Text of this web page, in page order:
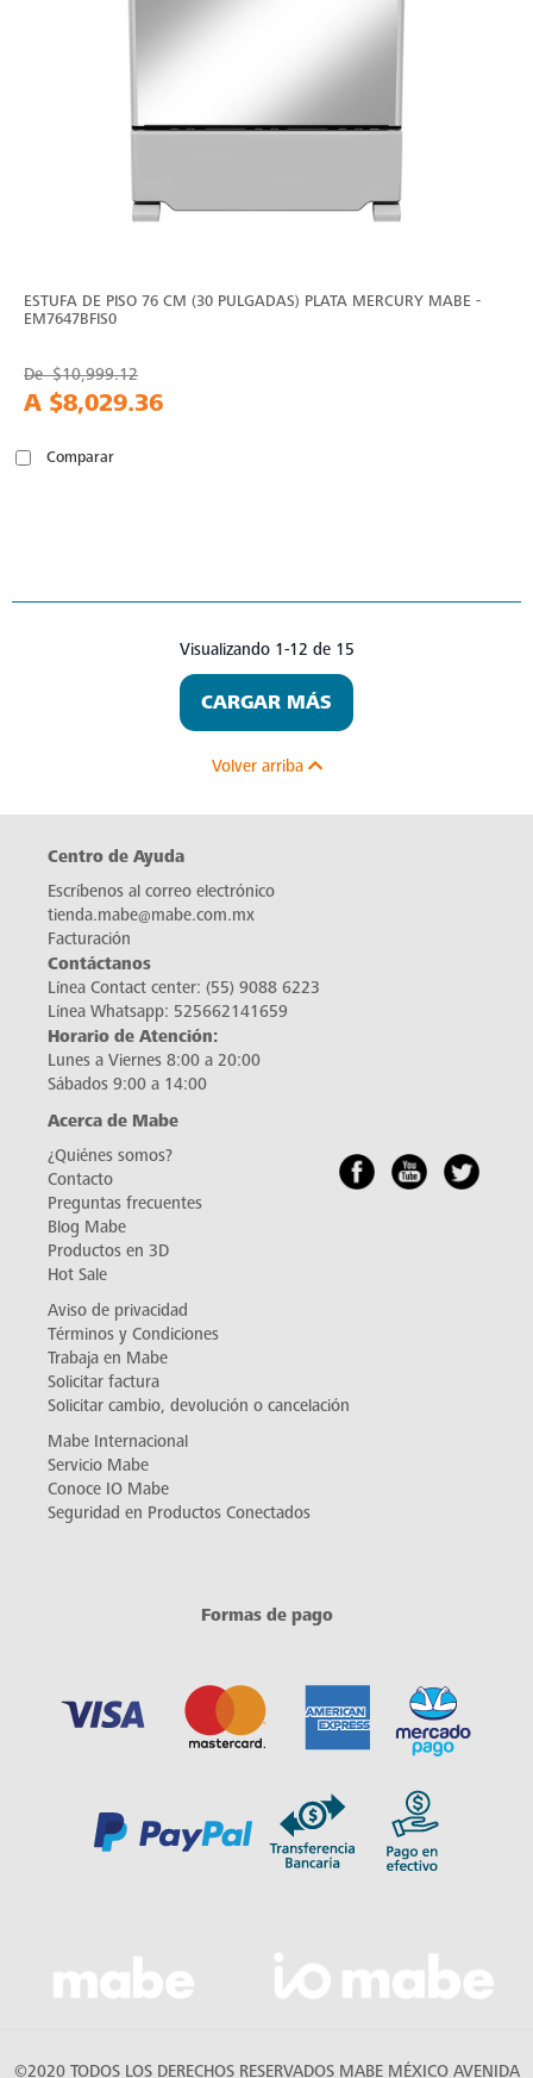
ESTUFA DE PISO 76 CM (30 PULGADAS) PLATA MERCURY MABE -
EM7647BFIS0
De$10,999.12
A $8,029.36
Comparar
Visualizando 1-12 de 15
CARGAR MÁS
Volver arriba
Centro de Ayuda
Escríbenos al correo electrónico
tienda.mabe@mabe.com.mx
Facturación
Contáctanos
Línea Contact center: (55) 9088 6223
Línea Whatsapp: 525662141659
Horario de Atención:
Lunes a Viernes 8:00 a 20:00
Sábados 9:00 a 14:00
Acerca de Mabe
¿Quiénes somos?
Contacto
Preguntas frecuentes
Blog Mabe
Productos en 3D
Hot Sale
Aviso de privacidad
Términos y Condiciones
Trabaja en Mabe
Solicitar factura
Solicitar cambio, devolución o cancelación
Mabe Internacional
Servicio Mabe
Conoce IO Mabe
Seguridad en Productos Conectados
Formas de pago
©2020 TODOS LOS DERECHOS RESERVADOS MABE MÉXICO AVENIDA